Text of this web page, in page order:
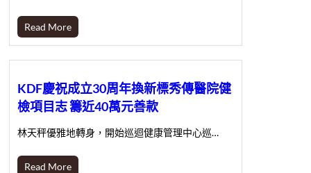
Read More
KDF慶祝成立30周年換新標秀傳醫院健
檢項目志 籌近40萬元善款
林天秤優雅地轉身，開始巡迴健康管理中心巡…
Read More